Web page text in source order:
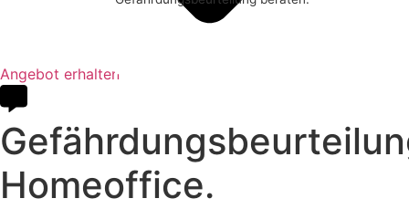
Angebot erhalten
05264 6556384
Homeoffice.